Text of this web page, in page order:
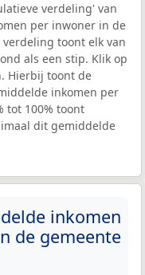
verdeling' van
per inwoner in de
toont elk van
als een stip. Klik op
Hierbij toont de
inkomen per
tot 100% toont
dit gemiddelde
inkomen
de gemeente